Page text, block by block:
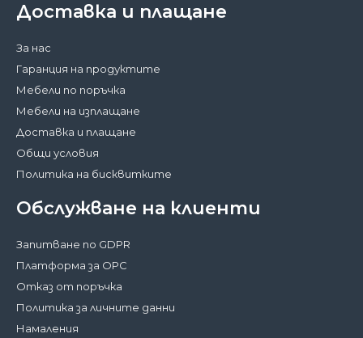
Доставка и плащане
За нас
Гаранция на продуктите
Мебели по поръчка
Мебели на изплащане
Доставка и плащане
Общи условия
Политика на бисквитките
Обслужване на клиенти
Запитване по GDPR
Платформа за ОРС
Отказ от поръчка
Политика за личните данни
Намаления